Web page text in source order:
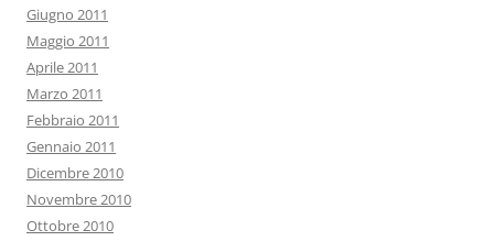
Giugno 2011
Maggio 2011
Aprile 2011
Marzo 2011
Febbraio 2011
Gennaio 2011
Dicembre 2010
Novembre 2010
Ottobre 2010